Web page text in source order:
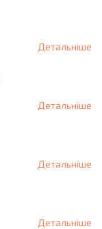
Детальніше
Детальніше
Детальніше
Детальніше